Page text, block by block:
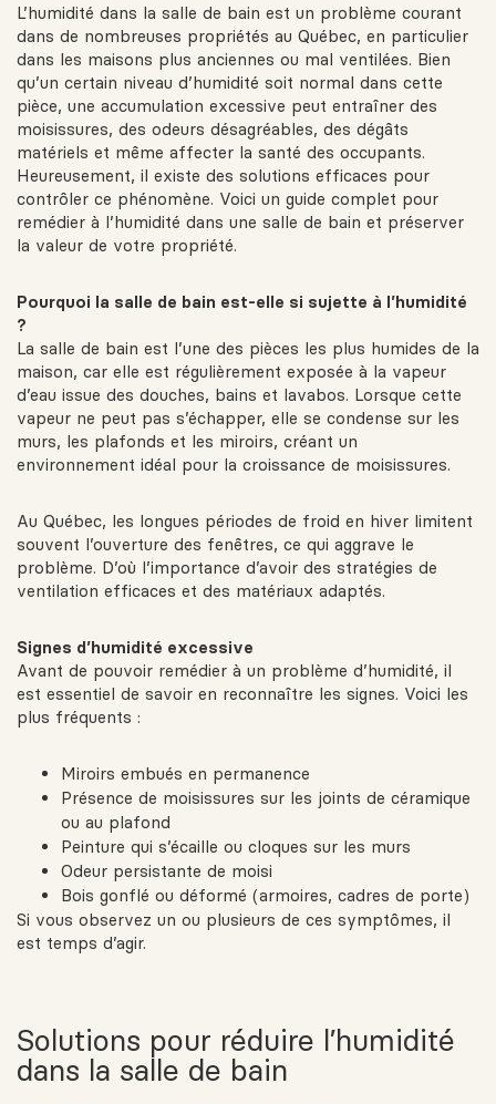
L’humidité dans la salle de bain est un problème courant
dans de nombreuses propriétés au Québec, en particulier
dans les maisons plus anciennes ou mal ventilées. Bien
qu’un certain niveau d’humidité soit normal dans cette
pièce, une accumulation excessive peut entraîner des
moisissures, des odeurs désagréables, des dégâts
matériels et même affecter la santé des occupants.
Heureusement, il existe des solutions efficaces pour
contrôler ce phénomène. Voici un guide complet pour
remédier à l’humidité dans une salle de bain et préserver
la valeur de votre propriété.
Pourquoi la salle de bain est-elle si sujette à l’humidité
?
La salle de bain est l’une des pièces les plus humides de la
maison, car elle est régulièrement exposée à la vapeur
d’eau issue des douches, bains et lavabos. Lorsque cette
vapeur ne peut pas s’échapper, elle se condense sur les
murs, les plafonds et les miroirs, créant un
environnement idéal pour la croissance de moisissures.
Au Québec, les longues périodes de froid en hiver limitent
souvent l’ouverture des fenêtres, ce qui aggrave le
problème. D’où l’importance d’avoir des stratégies de
ventilation efficaces et des matériaux adaptés.
Signes d’humidité excessive
Avant de pouvoir remédier à un problème d’humidité, il
est essentiel de savoir en reconnaître les signes. Voici les
plus fréquents :
Miroirs embués en permanence
Présence de moisissures sur les joints de céramique
ou au plafond
Peinture qui s’écaille ou cloques sur les murs
Odeur persistante de moisi
Bois gonflé ou déformé (armoires, cadres de porte)
Si vous observez un ou plusieurs de ces symptômes, il
est temps d’agir.
Solutions pour réduire l’humidité
dans la salle de bain